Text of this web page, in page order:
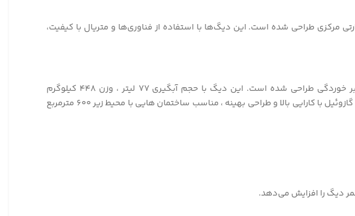
طراحی شده است. این دیگ‌ها با استفاده از فناوری‌ها و متریال با کیفیت،
دیگ چدنی شوفاژکار مدل سولار ۳۰۰ ۹ پره از آلیاژ چدن با مقاومت بالا در برابر حرارت و فشار و مقاومت در برابر خوردگی طراحی شده است. این دیگ با حجم آبگیری ۷۷ لیتر ، وزن ۴۴۸ کیلوگرم
، دارای حداکثر دمای کاری ۹۰ درجه سانتیگراد و حداکثر فشار کاری ۴ اتمسفر با مصرف سوخت مصرفی گاز طبیعی و گازوئیل با کارایی بالا و طراحی بهینه ، مناسب ساختمان هایی با محیط زیر ۶۰۰ مترمربع
دیگ را افزایش می‌دهد.